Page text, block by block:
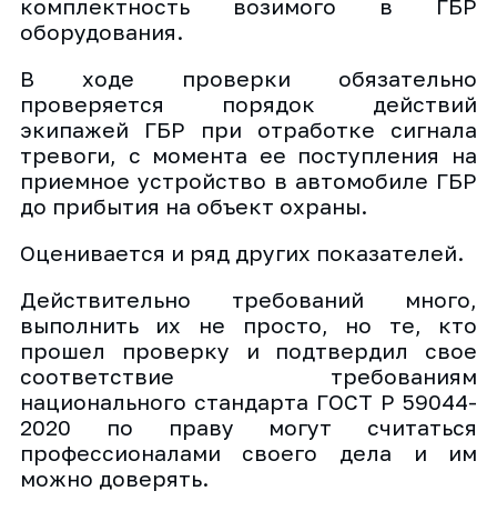
комплектность возимого в ГБР
оборудования.
В ходе проверки обязательно
проверяется порядок действий
экипажей ГБР при отработке сигнала
тревоги, с момента ее поступления на
приемное устройство в автомобиле ГБР
до прибытия на объект охраны.
Оценивается и ряд других показателей.
Действительно требований много,
выполнить их не просто, но те, кто
прошел проверку и подтвердил свое
соответствие требованиям
национального стандарта ГОСТ Р 59044-
2020 по праву могут считаться
профессионалами своего дела и им
можно доверять.